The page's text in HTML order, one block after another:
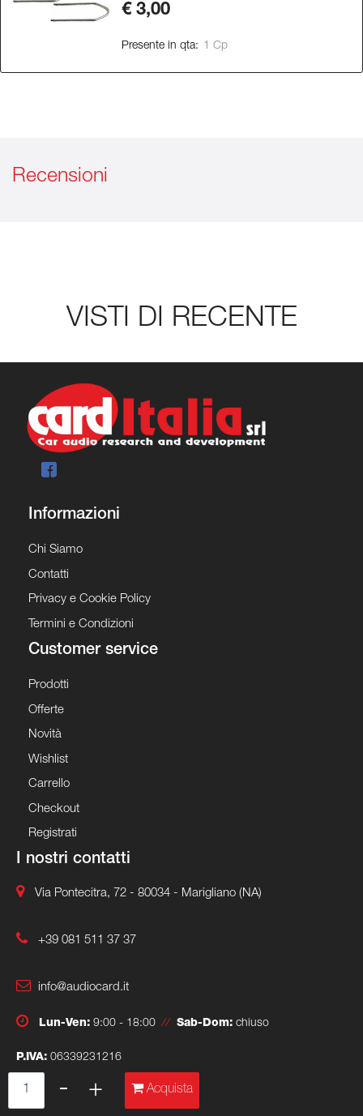
Acquista
€ 3,00
Presente in qta: 1 Cp
Recensioni
VISTI DI RECENTE
Informazioni
Chi Siamo
Contatti
Privacy e Cookie Policy
Termini e Condizioni
Customer service
Prodotti
Offerte
Novità
Wishlist
Carrello
Checkout
Registrati
I nostri contatti
Via Pontecitra, 72 - 80034 - Marigliano (NA)
+39 081 511 37 37
info@audiocard.it
Lun-Ven: 9:00 - 18:00// Sab-Dom: chiuso
P.IVA: 06339231216
Powered & Designed by